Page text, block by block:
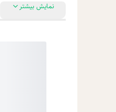
نمایش بیشتر